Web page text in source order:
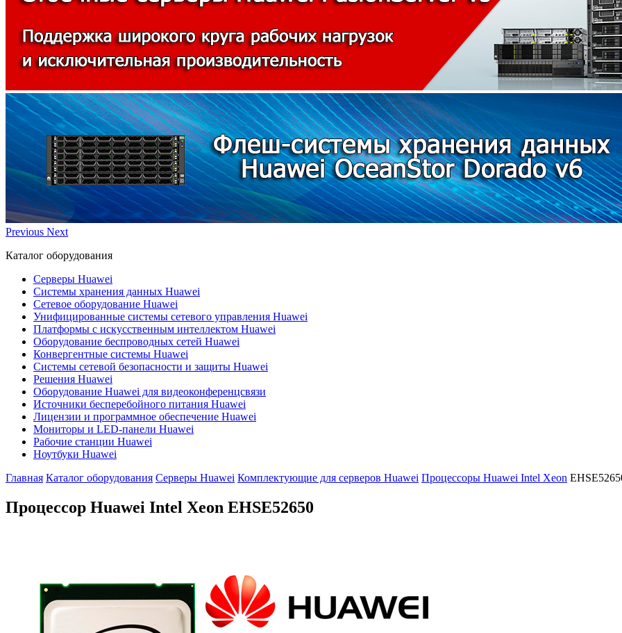
Previous Next
Каталог оборудования
Серверы Huawei
Системы хранения данных Huawei
Сетевое оборудование Huawei
Унифицированные системы сетевого управления Huawei
Платформы с искусственным интеллектом Huawei
Оборудование беспроводных сетей Huawei
Конвергентные системы Huawei
Системы сетевой безопасности и защиты Huawei
Решения Huawei
Оборудование Huawei для видеоконференцсвязи
Источники бесперебойного питания Huawei
Лицензии и программное обеспечение Huawei
Мониторы и LED-панели Huawei
Рабочие станции Huawei
Ноутбуки Huawei
Главная Каталог оборудования Серверы Huawei Комплектующие для серверов Huawei Процессоры Huawei Intel Xeon
Процессор Huawei Intel Xeon EHSE52650